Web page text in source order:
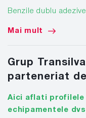
Benzile dublu adezive
Mai mult
Grup
parteneriat
Aici aflati profilele
echipamentele